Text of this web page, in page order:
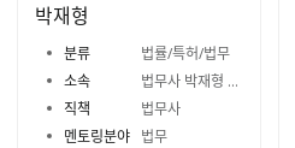
박재형
분류
법률/특허/법무
소속
법무사 박재형 사무소
직책
법무사
멘토링분야 법무